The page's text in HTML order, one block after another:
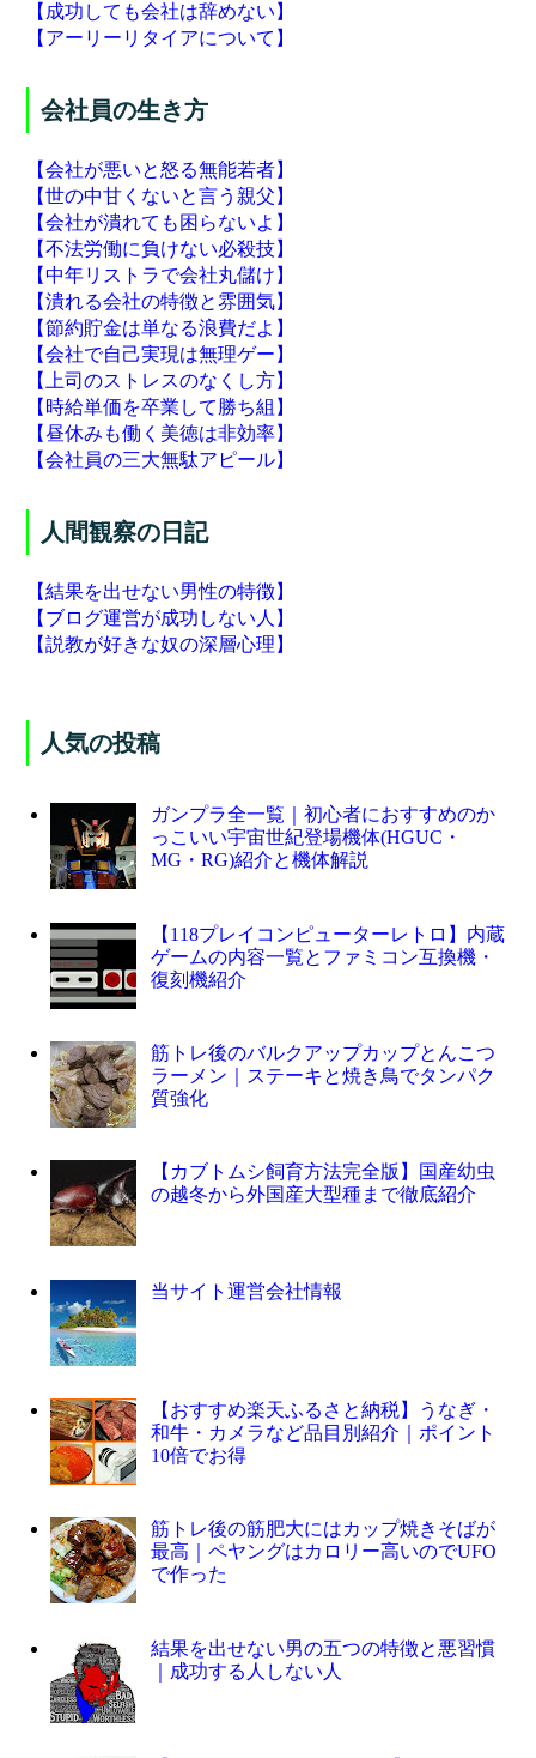
【成功しても会社は辞めない】
【アーリーリタイアについて】
会社員の生き方
【会社が悪いと怒る無能若者】
【世の中甘くないと言う親父】
【会社が潰れても困らないよ】
【不法労働に負けない必殺技】
【中年リストラで会社丸儲け】
【潰れる会社の特徴と雰囲気】
【節約貯金は単なる浪費だよ】
【会社で自己実現は無理ゲー】
【上司のストレスのなくし方】
【時給単価を卒業して勝ち組】
【昼休みも働く美徳は非効率】
【会社員の三大無駄アピール】
人間観察の日記
【結果を出せない男性の特徴】
【ブログ運営が成功しない人】
【説教が好きな奴の深層心理】
人気の投稿
ガンプラ全一覧｜初心者におすすめのか
っこいい宇宙世紀登場機体(HGUC・
MG・RG)紹介と機体解説
【118プレイコンピューターレトロ】内蔵
ゲームの内容一覧とファミコン互換機・
復刻機紹介
筋トレ後のバルクアップカップとんこつ
ラーメン｜ステーキと焼き鳥でタンパク
質強化
【カブトムシ飼育方法完全版】国産幼虫
の越冬から外国産大型種まで徹底紹介
当サイト運営会社情報
【おすすめ楽天ふるさと納税】うなぎ・
和牛・カメラなど品目別紹介｜ポイント
10倍でお得
筋トレ後の筋肥大にはカップ焼きそばが
最高｜ペヤングはカロリー高いのでUFO
で作った
結果を出せない男の五つの特徴と悪習慣
｜成功する人しない人